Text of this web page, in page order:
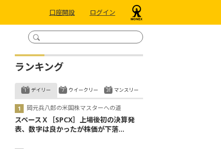
口座開設 ログイン
ランキング
デイリー
岡元兵八郎の米国株マスターへの道
スペースＸ［SPCX］上場後初の決算発
表、数字は良かったが株価が下落...
ウイークリー マンスリー